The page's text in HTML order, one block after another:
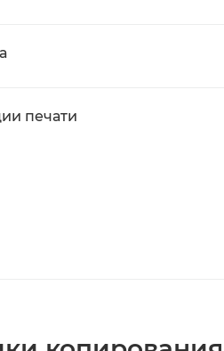
печати